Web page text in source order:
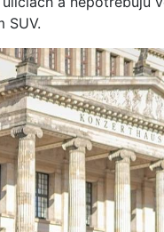
SUV.